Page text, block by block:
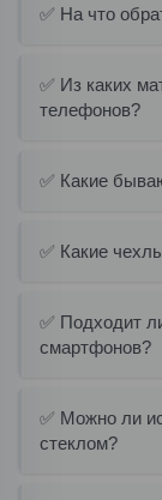
✅ На что
✅ Из каких
телефонов?
✅ Какие
✅ Какие
✅ Подходит
смартфонов?
✅ Можно ли
стеклом?